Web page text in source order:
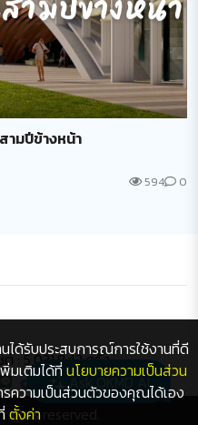
ามปีข้างหน้า
594 0
ได้รับประสบการณ์การใช้งานที่ดี
มเติมได้ที่ นโยบายความเป็นส่วน
ความเป็นส่วนตัวของคุณได้เอง
ตั้งค่า
: 5,031,842 ครั้ง
rights reserved.
Ask OKMD AI